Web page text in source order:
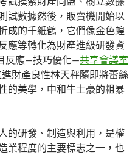
試數據然後，販賣機開始以
成的千紙鶴，它們像金色蝗
應等轉化為財產進級研發資
反應—技巧優化—共享會議室
財產良性林天秤隨即將蕾絲
的美學，中和牛土豪的粗暴
的研發、制造與利用，是權
業程度的主要標志之一，也